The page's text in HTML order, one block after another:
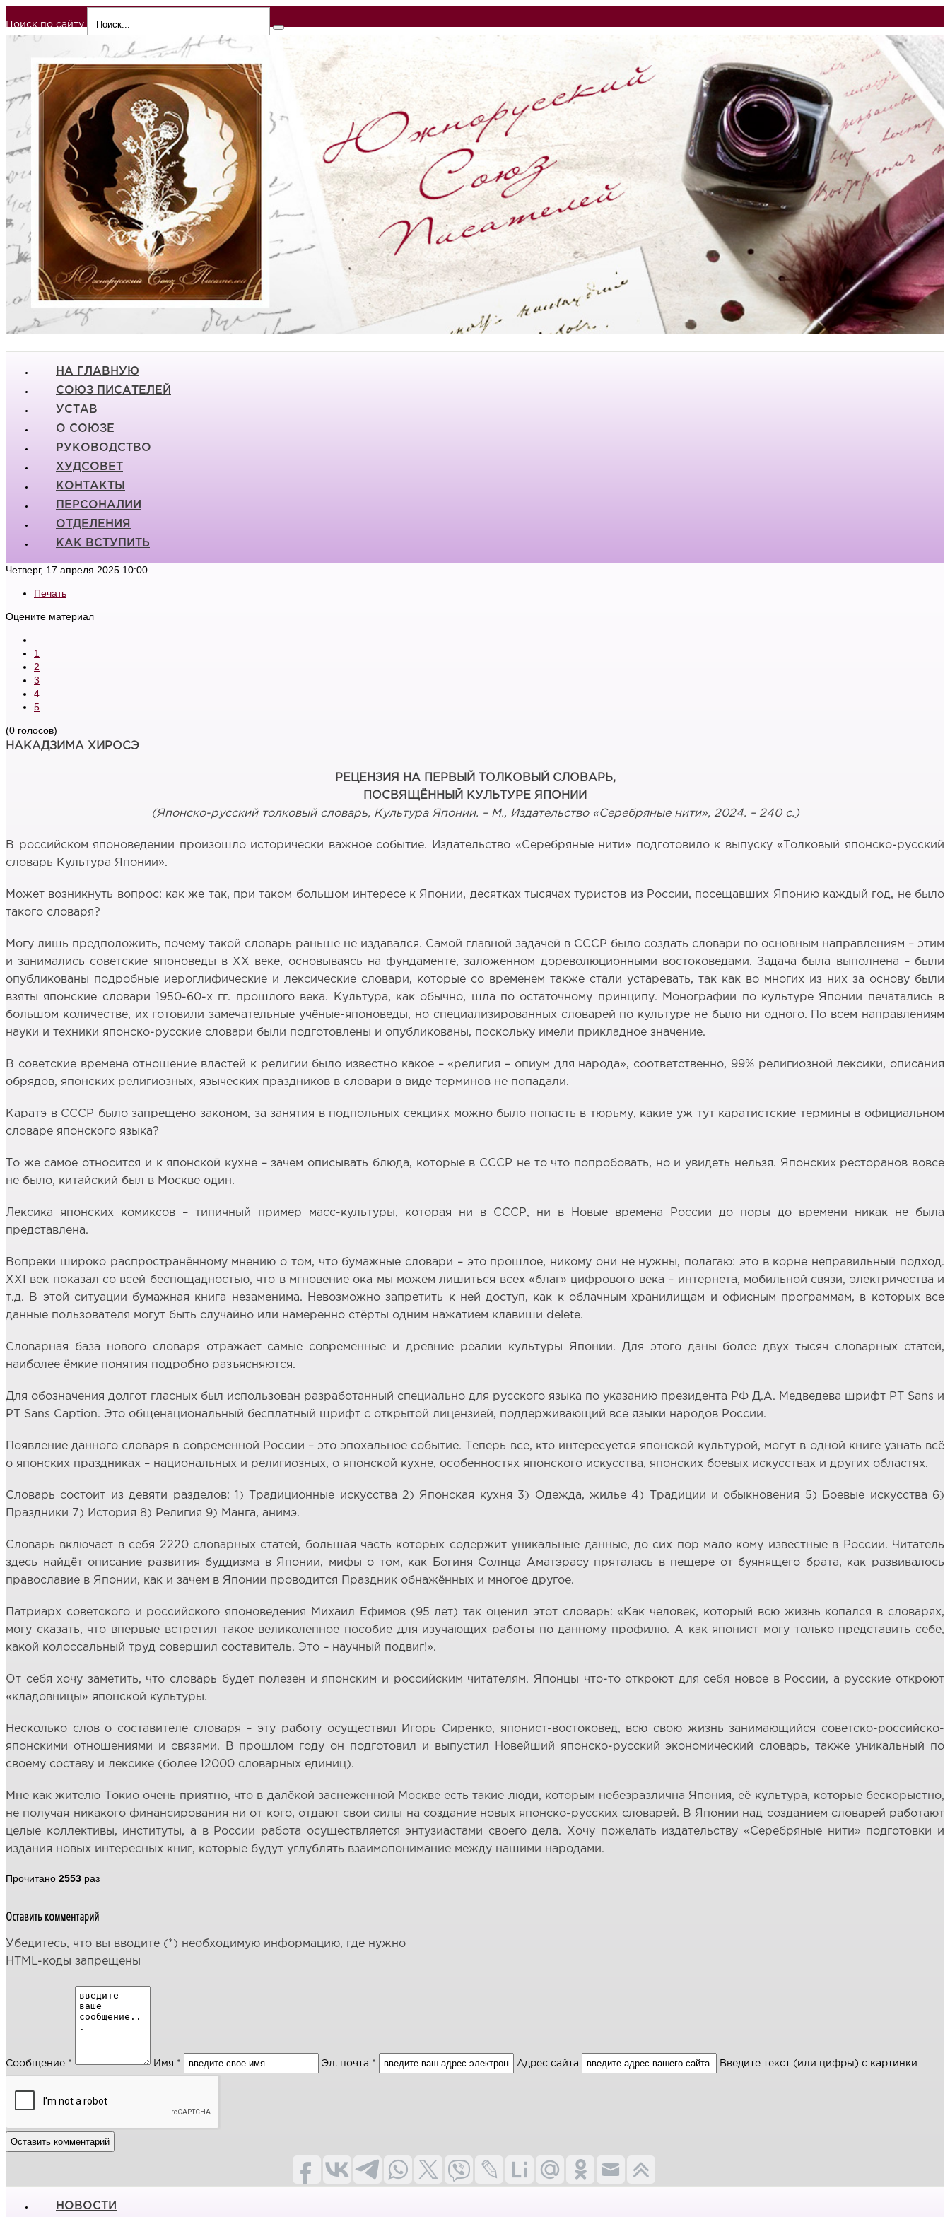
Поиск по сайту
НА ГЛАВНУЮ
СОЮЗ ПИСАТЕЛЕЙ
УСТАВ
О СОЮЗЕ
РУКОВОДСТВО
ХУДСОВЕТ
КОНТАКТЫ
ПЕРСОНАЛИИ
ОТДЕЛЕНИЯ
КАК ВСТУПИТЬ
Четверг, 17 апреля 2025 10:00
Печать
Оцените материал
1
2
3
4
5
(0 голосов)
НАКАДЗИМА ХИРОСЭ
РЕЦЕНЗИЯ НА ПЕРВЫЙ ТОЛКОВЫЙ СЛОВАРЬ,
ПОСВЯЩЁННЫЙ КУЛЬТУРЕ ЯПОНИИ
(Японско-русский толковый словарь, Культура Японии. – М., Издательство «Серебряные нити», 2024. – 240 с.)
В российском японоведении произошло исторически важное событие. Издательство «Серебряные нити» подготовило к выпуску «Толковый японско-русский
словарь Культура Японии».
Может возникнуть вопрос: как же так, при таком большом интересе к Японии, десятках тысячах туристов из России, посещавших Японию каждый год, не было
такого словаря?
Могу лишь предположить, почему такой словарь раньше не издавался. Самой главной задачей в СССР было создать словари по основным направлениям – этим
и занимались советские японоведы в ХХ веке, основываясь на фундаменте, заложенном дореволюционными востоковедами. Задача была выполнена – были
опубликованы подробные иероглифические и лексические словари, которые со временем также стали устаревать, так как во многих из них за основу были
взяты японские словари 1950-60-х гг. прошлого века. Культура, как обычно, шла по остаточному принципу. Монографии по культуре Японии печатались в
большом количестве, их готовили замечательные учёные-японоведы, но специализированных словарей по культуре не было ни одного. По всем направлениям
науки и техники японско-русские словари были подготовлены и опубликованы, поскольку имели прикладное значение.
В советские времена отношение властей к религии было известно какое – «религия – опиум для народа», соответственно, 99% религиозной лексики, описания
обрядов, японских религиозных, языческих праздников в словари в виде терминов не попадали.
Каратэ в СССР было запрещено законом, за занятия в подпольных секциях можно было попасть в тюрьму, какие уж тут каратистские термины в официальном
словаре японского языка?
То же самое относится и к японской кухне – зачем описывать блюда, которые в СССР не то что попробовать, но и увидеть нельзя. Японских ресторанов вовсе
не было, китайский был в Москве один.
Лексика японских комиксов – типичный пример масс-культуры, которая ни в СССР, ни в Новые времена России до поры до времени никак не была
представлена.
Вопреки широко распространённому мнению о том, что бумажные словари – это прошлое, никому они не нужны, полагаю: это в корне неправильный подход.
XXI век показал со всей беспощадностью, что в мгновение ока мы можем лишиться всех «благ» цифрового века – интернета, мобильной связи, электричества и
т.д. В этой ситуации бумажная книга незаменима. Невозможно запретить к ней доступ, как к облачным хранилищам и офисным программам, в которых все
данные пользователя могут быть случайно или намеренно стёрты одним нажатием клавиши delete.
Словарная база нового словаря отражает самые современные и древние реалии культуры Японии. Для этого даны более двух тысяч словарных статей,
наиболее ёмкие понятия подробно разъясняются.
Для обозначения долгот гласных был использован разработанный специально для русского языка по указанию президента РФ Д.А. Медведева шрифт PT Sans и
PT Sans Caption. Это общенациональный бесплатный шрифт с открытой лицензией, поддерживающий все языки народов России.
Появление данного словаря в современной России – это эпохальное событие. Теперь все, кто интересуется японской культурой, могут в одной книге узнать всё
о японских праздниках – национальных и религиозных, о японской кухне, особенностях японского искусства, японских боевых искусствах и других областях.
Словарь состоит из девяти разделов: 1) Традиционные искусства 2) Японская кухня 3) Одежда, жилье 4) Традиции и обыкновения 5) Боевые искусства 6)
Праздники 7) История 8) Религия 9) Манга, анимэ.
Словарь включает в себя 2220 словарных статей, большая часть которых содержит уникальные данные, до сих пор мало кому известные в России. Читатель
здесь найдёт описание развития буддизма в Японии, мифы о том, как Богиня Солнца Аматэрасу пряталась в пещере от буянящего брата, как развивалось
православие в Японии, как и зачем в Японии проводится Праздник обнажённых и многое другое.
Патриарх советского и российского японоведения Михаил Ефимов (95 лет) так оценил этот словарь: «Как человек, который всю жизнь копался в словарях,
могу сказать, что впервые встретил такое великолепное пособие для изучающих работы по данному профилю. А как японист могу только представить себе,
какой колоссальный труд совершил составитель. Это – научный подвиг!».
От себя хочу заметить, что словарь будет полезен и японским и российским читателям. Японцы что-то откроют для себя новое в России, а русские откроют
«кладовницы» японской культуры.
Несколько слов о составителе словаря – эту работу осуществил Игорь Сиренко, японист-востоковед, всю свою жизнь занимающийся советско-российско-
японскими отношениями и связями. В прошлом году он подготовил и выпустил Новейший японско-русский экономический словарь, также уникальный по
своему составу и лексике (более 12000 словарных единиц).
Мне как жителю Токио очень приятно, что в далёкой заснеженной Москве есть такие люди, которым небезразлична Япония, её культура, которые бескорыстно,
не получая никакого финансирования ни от кого, отдают свои силы на создание новых японско-русских словарей. В Японии над созданием словарей работают
целые коллективы, институты, а в России работа осуществляется энтузиастами своего дела. Хочу пожелать издательству «Серебряные нити» подготовки и
издания новых интересных книг, которые будут углублять взаимопонимание между нашими народами.
Прочитано 2553 раз
Оставить комментарий
Убедитесь, что вы вводите (*) необходимую информацию, где нужно
HTML-коды запрещены
Сообщение * Имя * Эл. почта * Адрес сайта Введите текст (или цифры) с картинки
НОВОСТИ